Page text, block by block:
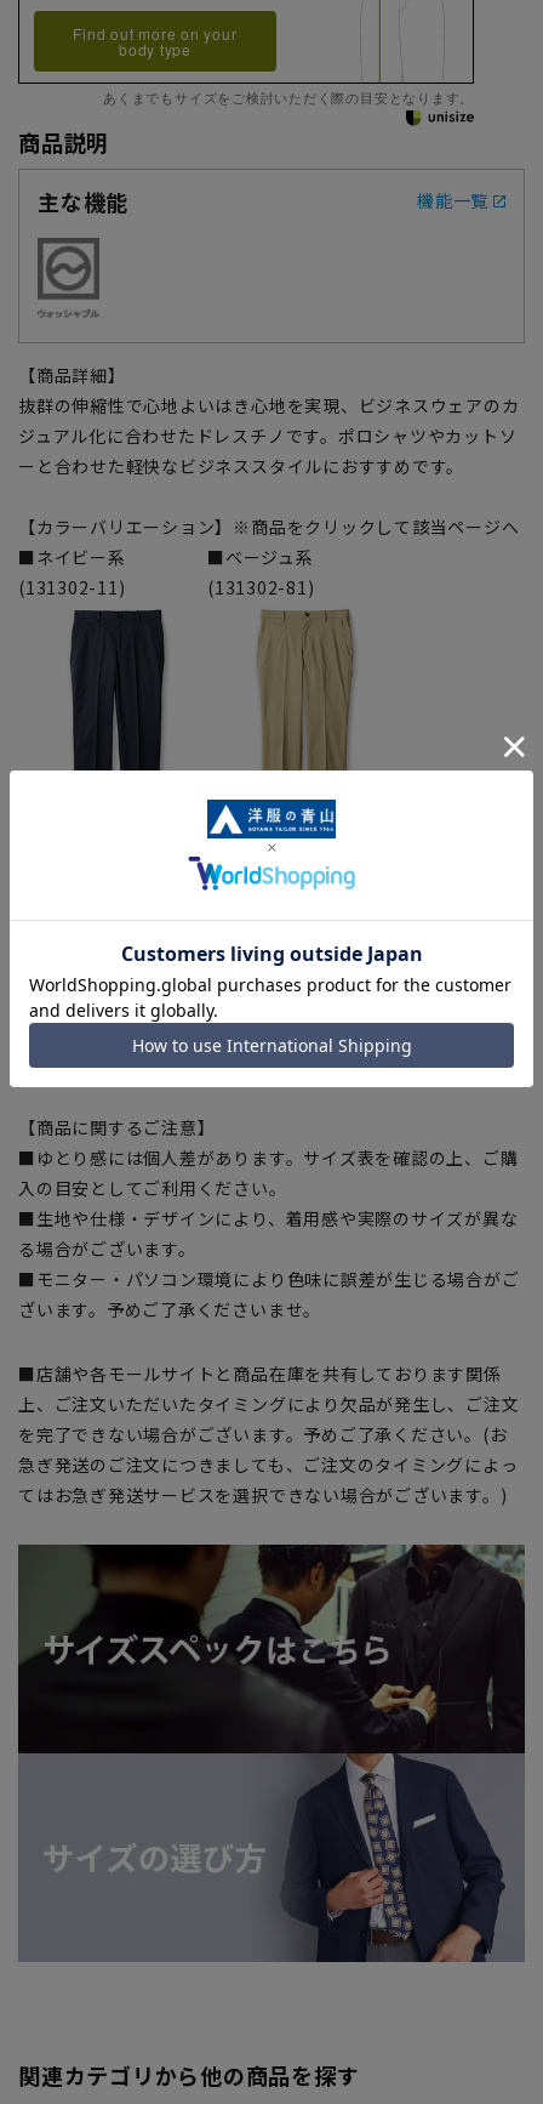
Find out more on your
body type
あくまでもサイズをご検討いただく際の目安となります。
商品説明
主な機能
機能一覧
【商品詳細】
抜群の伸縮性で心地よいはき心地を実現、ビジネスウェアのカ
ジュアル化に合わせたドレスチノです。ポロシャツやカットソ
ーと合わせた軽快なビジネススタイルにおすすめです。
【カラーバリエーション】※商品をクリックして該当ページへ
■ネイビー系
(131302-11)
■ベージュ系
(131302-81)
※カラーバリエーション商品は在庫切れの場合がございます。
【シルエット】《細め(スリム)》 (当社比)
【お直しについて】
こちらの商品の裾直しをする場合は店舗にて承ります。補正料
金については店舗へお問い合わせください。商品の股下以上の
長さの調節は出来ません、予めご了承ください。
【商品に関するご注意】
■ゆとり感には個人差があります。サイズ表を確認の上、ご購
入の目安としてご利用ください。
■生地や仕様・デザインにより、着用感や実際のサイズが異な
る場合がございます。
■モニター・パソコン環境により色味に誤差が生じる場合がご
ざいます。予めご了承くださいませ。
■店舗や各モールサイトと商品在庫を共有しております関係
上、ご注文いただいたタイミングにより欠品が発生し、ご注文
を完了できない場合がございます。予めご了承ください。(お
急ぎ発送のご注文につきましても、ご注文のタイミングによっ
てはお急ぎ発送サービスを選択できない場合がございます。)
関連カテゴリから他の商品を探す